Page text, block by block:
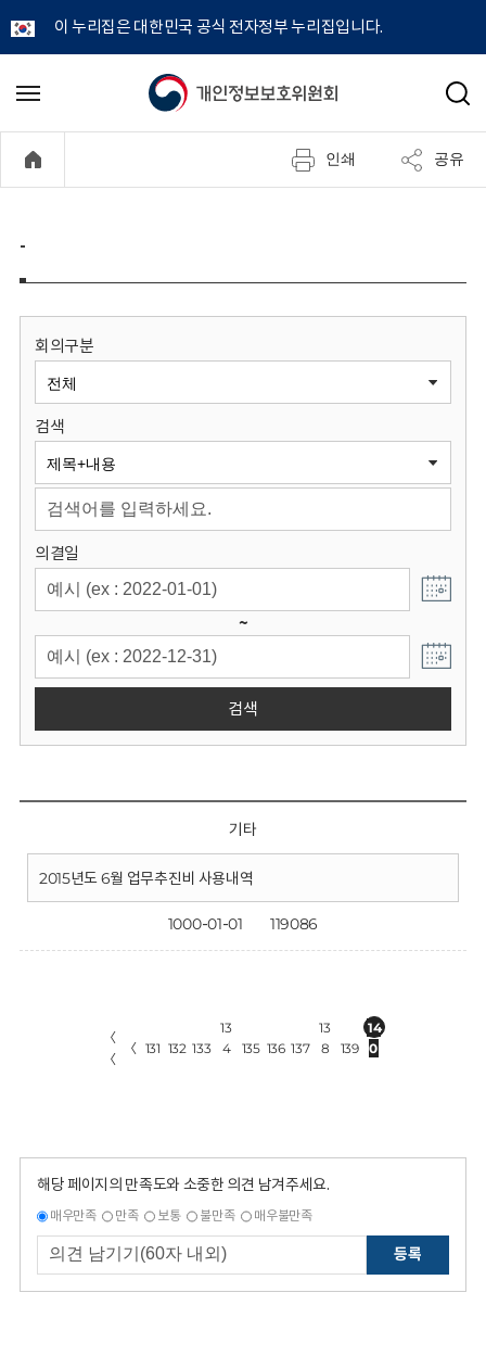
이 누리집은 대한민국 공식 전자정부 누리집입니다.
개
정
보
원
회
메
기
검
인쇄 공유
-
회의구분
검색
의결일
~
검색
기타
2015년도 6월 업무추진비 사용내역
1000-01-01 119086
〈
〈
〈 131 132 133
13
4
135 136 137
13
8
139
14
0
해당 페이지의 만족도와 소중한 의견 남겨주세요.
매우만족 만족 보통 불만족 매우불만족
등록